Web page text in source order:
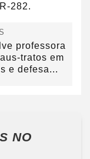
282.
professora
tratos em
e defesa...
NO